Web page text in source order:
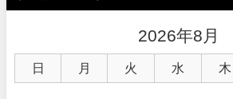
2026年8月
日 月 火 水 木